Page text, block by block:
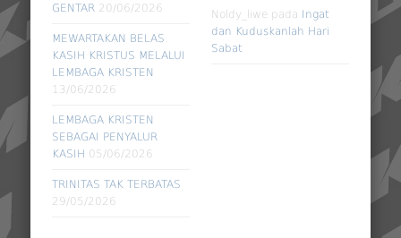
GENTAR 20/06/2026
MEWARTAKAN BELAS
KASIH KRISTUS MELALUI
LEMBAGA KRISTEN
13/06/2026
LEMBAGA KRISTEN
SEBAGAI PENYALUR
KASIH 05/06/2026
TRINITAS TAK TERBATAS
29/05/2026
Noldy_liwe pada Ingat
dan Kuduskanlah Hari
Sabat